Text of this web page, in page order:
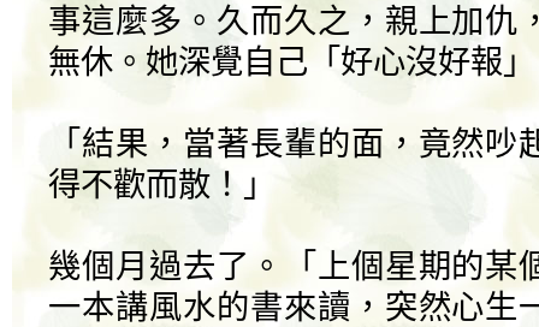
事這麼多。久而久之，親上加仇
無休。她深覺自己「好心沒好報
「結果，當著長輩的面，竟然
得不歡而散！」
幾個月過去了。「上個星期的某
一本講風水的書來讀，突然心生